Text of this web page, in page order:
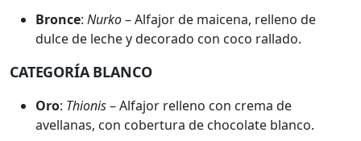
Bronce: Nurko– Alfajor de maicena, relleno de
dulce de leche y decorado con coco rallado.
CATEGORÍA BLANCO
Oro: Thionis– Alfajor relleno con crema de
avellanas, con cobertura de chocolate blanco.